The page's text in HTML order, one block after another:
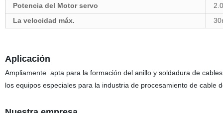
Potencia del Motor servo
La velocidad máx.
Aplicación
Ampliamente apta para la formación del anillo ysoldadura de
los equipos especiales para la industria de procesamiento de cable